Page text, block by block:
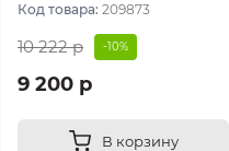
Код товара: 209873
10 222 р -10%
9 200 р
В корзину